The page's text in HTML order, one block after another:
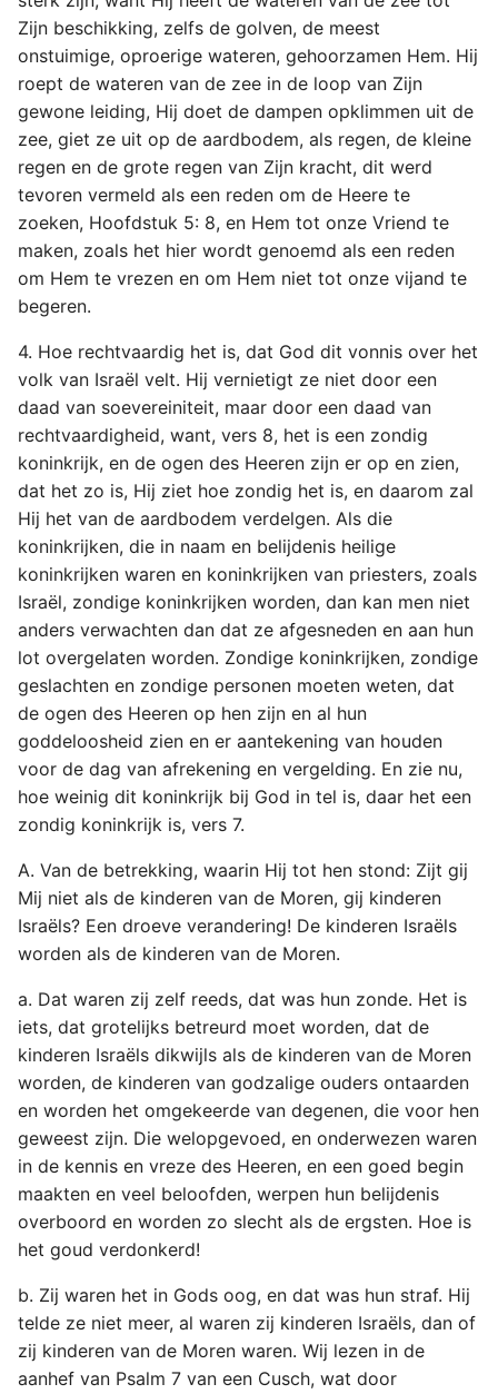
Zijn beschikking, zelfs de golven, de meest
onstuimige, oproerige wateren, gehoorzamen Hem. Hij
roept de wateren van de zee in de loop van Zijn
gewone leiding, Hij doet de dampen opklimmen uit de
zee, giet ze uit op de aardbodem, als regen, de kleine
regen en de grote regen van Zijn kracht, dit werd
tevoren vermeld als een reden om de Heere te
zoeken, Hoofdstuk 5: 8, en Hem tot onze Vriend te
maken, zoals het hier wordt genoemd als een reden
om Hem te vrezen en om Hem niet tot onze vijand te
begeren.
4. Hoe rechtvaardig het is, dat God dit vonnis over het
volk van Israël velt. Hij vernietigt ze niet door een
daad van soevereiniteit, maar door een daad van
rechtvaardigheid, want, vers 8, het is een zondig
koninkrijk, en de ogen des Heeren zijn er op en zien,
dat het zo is, Hij ziet hoe zondig het is, en daarom zal
Hij het van de aardbodem verdelgen. Als die
koninkrijken, die in naam en belijdenis heilige
koninkrijken waren en koninkrijken van priesters, zoals
Israël, zondige koninkrijken worden, dan kan men niet
anders verwachten dan dat ze afgesneden en aan hun
lot overgelaten worden. Zondige koninkrijken, zondige
geslachten en zondige personen moeten weten, dat
de ogen des Heeren op hen zijn en al hun
goddeloosheid zien en er aantekening van houden
voor de dag van afrekening en vergelding. En zie nu,
hoe weinig dit koninkrijk bij God in tel is, daar het een
zondig koninkrijk is, vers 7.
A. Van de betrekking, waarin Hij tot hen stond: Zijt gij
Mij niet als de kinderen van de Moren, gij kinderen
Israëls? Een droeve verandering! De kinderen Israëls
worden als de kinderen van de Moren.
a. Dat waren zij zelf reeds, dat was hun zonde. Het is
iets, dat grotelijks betreurd moet worden, dat de
kinderen Israëls dikwijls als de kinderen van de Moren
worden, de kinderen van godzalige ouders ontaarden
en worden het omgekeerde van degenen, die voor hen
geweest zijn. Die welopgevoed, en onderwezen waren
in de kennis en vreze des Heeren, en een goed begin
maakten en veel beloofden, werpen hun belijdenis
overboord en worden zo slecht als de ergsten. Hoe is
het goud verdonkerd!
b. Zij waren het in Gods oog, en dat was hun straf. Hij
telde ze niet meer, al waren zij kinderen Israëls, dan of
zij kinderen van de Moren waren. Wij lezen in de
aanhef van Psalm 7 van een Cusch, wat door